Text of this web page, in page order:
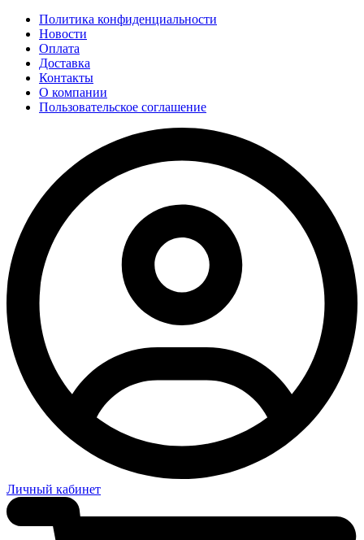
Политика конфиденциальности
Новости
Оплата
Доставка
Контакты
О компании
Пользовательское соглашение
Личный кабинет